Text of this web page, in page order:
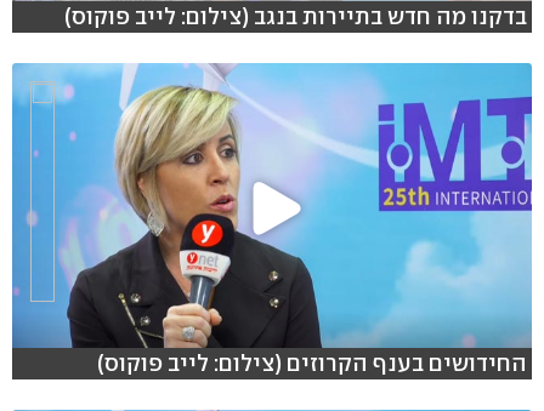
בדקנו מה חדש בתיירות בנגב (צילום: לייב פוקוס)
החידושים בענף הקרוזים (צילום: לייב פוקוס)